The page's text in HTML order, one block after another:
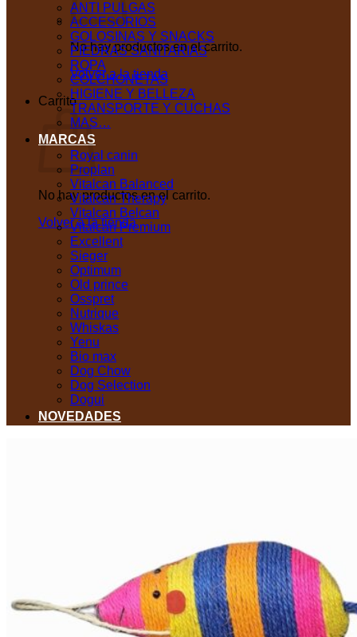
No hay productos en el carrito.
Volver a la tienda
Carrito
No hay productos en el carrito.
Volver a la tienda
ANTI PULGAS
ACCESORIOS
GOLOSINAS Y SNACKS
PIEDRAS SANITARIAS
ROPA
COLCHONETAS
HIGIENE Y BELLEZA
TRANSPORTE Y CUCHAS
MAS…
MARCAS
Royal canin
Proplan
Vitalcan Balanced
Vitalcan Therapy
Vitalcan Belcan
Vitalcan Premium
Excellent
Sieger
Optimum
Old prince
Osspret
Nutrique
Whiskas
Yenu
Bio max
Dog Chow
Dog Selection
Dogui
NOVEDADES